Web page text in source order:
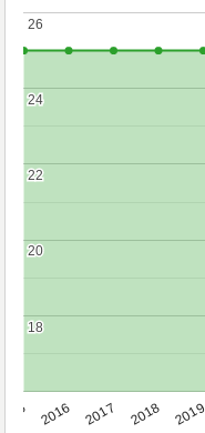
2016 2017 2018 2019
18
18
20
20
22
22
24
24
26
26